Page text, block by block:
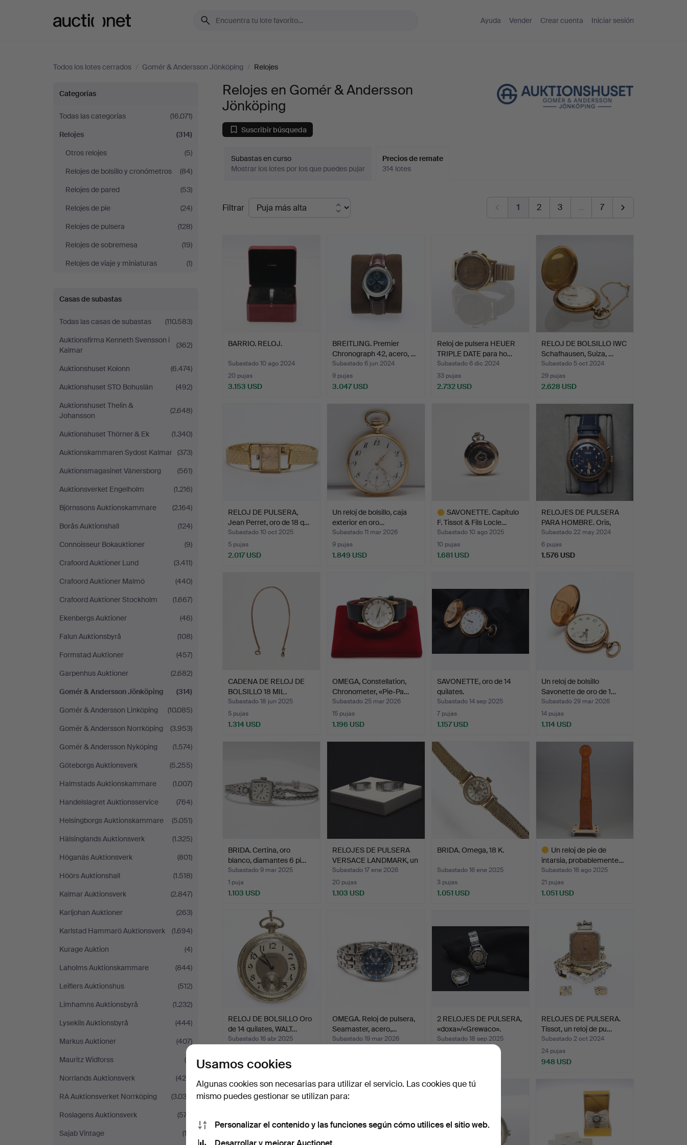
Ayuda Vender Crear cuenta Iniciar sesión
Todos los lotes cerrados / Gomér & Andersson Jönköping / Relojes
Relojes
en
Gomér
Andersson
Jönköping
Categorías
Todas las categorías
(16.071)
Relojes
(314)
Otros relojes
(5)
Relojes de bolsillo y cronómetros
(84)
Relojes de pared
(53)
Relojes de pie
(24)
Relojes de pulsera
(128)
Relojes de sobremesa
(19)
Relojes de viaje y miniaturas
(1)
Casas de subastas
Todas las casas de subastas
(110.583)
Auktionsfirma Kenneth Svensson i
Kalmar
(362)
Auktionshuset Kolonn
(6.474)
Auktionshuset STO Bohuslän
(492)
Auktionshuset Thelin &
Johansson
(2.648)
Auktionshuset Thörner & Ek
(1.340)
Auktionskammaren Sydost Kalmar (373)
Auktionsmagasinet Vänersborg
(561)
Auktionsverket Engelholm
(1.216)
Björnssons Auktionskammare
(2.164)
Borås Auktionshall
(124)
Connoisseur Bokauktioner
(9)
Crafoord Auktioner Lund
(3.411)
Crafoord Auktioner Malmö
(440)
Crafoord Auktioner Stockholm
(1.667)
Ekenbergs Auktioner
(46)
Falun Auktionsbyrå
(108)
Formstad Auktioner
(457)
Garpenhus Auktioner
(2.682)
Gomér & Andersson Jönköping
(314)
Gomér & Andersson Linköping
(10.085)
Gomér & Andersson Norrköping
(3.953)
Gomér & Andersson Nyköping
(1.574)
Göteborgs Auktionsverk
(5.255)
Halmstads Auktionskammare
(1.007)
Handelslagret Auktionsservice
(764)
Helsingborgs Auktionskammare
(5.051)
Hälsinglands Auktionsverk
(1.325)
Höganäs Auktionsverk
(801)
Höörs Auktionshall
(1.518)
Kalmar Auktionsverk
(2.847)
Karljohan Auktioner
(263)
Karlstad Hammarö Auktionsverk
(1.694)
Kurage Auktion
(4)
Laholms Auktionskammare
(844)
Leiflers Auktionshus
(512)
Limhamns Auktionsbyrå
(1.232)
Lysekils Auktionsbyrå
(444)
Markus Auktioner
(407)
Mauritz Widforss
(9)
Norrlands Auktionsverk
(428)
RA Auktionsverket Norrköping
(3.033)
Roslagens Auktionsverk
(577)
Sajab Vintage
(12)
Relojes en Gomér & Andersson
Jönköping
Suscribir búsqueda
Subastas en curso
Mostrar los lotes por los que puedes pujar
Precios de remate
314 lotes
Precios
de
Filtrar 1 2 3 … 7
BARRIO. RELOJ.
Subastado 10 ago 2024
20 pujas
3.153 USD
BREITLING. Premier
Chronograph 42, acero, …
Subastado 6 jun 2024
9 pujas
3.047 USD
Reloj de pulsera HEUER
TRIPLE DATE para ho…
Subastado 6 dic 2024
33 pujas
2.732 USD
RELOJ DE BOLSILLO IWC
Schafhausen, Suiza, …
Subastado 5 oct 2024
29 pujas
2.628 USD
RELOJ DE PULSERA,
Jean Perret, oro de 18 q…
Subastado 10 oct 2025
5 pujas
2.017 USD
Un reloj de bolsillo, caja
exterior en oro…
Subastado 11 mar 2026
9 pujas
1.849 USD
SAVONETTE. Capítulo
F. Tissot & Fils Locle…
Subastado 10 ago 2025
10 pujas
1.681 USD
RELOJES DE PULSERA
PARA HOMBRE. Oris,
cron…
Subastado 22 may 2024
6 pujas
1.576 USD
CADENA DE RELOJ DE
BOLSILLO 18 MIL.
Subastado 18 jun 2025
5 pujas
1.314 USD
OMEGA, Constellation,
Chronometer, «Pie-Pa…
Subastado 25 mar 2026
15 pujas
1.196 USD
SAVONETTE, oro de 14
quilates.
Subastado 14 sep 2025
7 pujas
1.157 USD
Un reloj de bolsillo
Savonette de oro de 1…
Subastado 29 mar 2026
14 pujas
1.114 USD
BRIDA. Certina, oro
blanco, diamantes 6 pi…
Subastado 9 mar 2025
1 puja
1.103 USD
RELOJES DE PULSERA
VERSACE LANDMARK, un
pa…
Subastado 17 ene 2026
20 pujas
1.103 USD
BRIDA. Omega, 18 K.
Subastado 16 ene 2025
3 pujas
1.051 USD
Un reloj de pie de
intarsia, probablemente…
Subastado 16 ago 2025
21 pujas
1.051 USD
RELOJ DE BOLSILLO Oro
de 14 quilates, WALT…
Subastado 16 abr 2025
1.051 USD
OMEGA. Reloj de pulsera,
Seamaster, acero,…
Subastado 19 mar 2026
2 RELOJES DE PULSERA,
«doxa»/«Grewaco».
Subastado 18 sep 2025
RELOJES DE PULSERA.
Tissot, un reloj de pu…
Subastado 2 oct 2024
24 pujas
948 USD
Usamos cookies
Algunas cookies son necesarias para utilizar el servicio. Las cookies que tú
mismo puedes gestionar se utilizan para:
Personalizar el contenido y las funciones según cómo utilices el sitio web.